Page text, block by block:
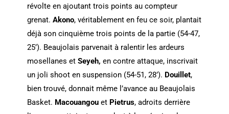
révolte en ajoutant trois points au compteur
grenat. Akono, véritablement en feu ce soir, plantait
déjà son cinquième trois points de la partie (54-47,
25’). Beaujolais parvenait à ralentir les ardeurs
mosellanes etSeyeh, en contre attaque, inscrivait
un joli shoot en suspension (54-51, 28’). Douillet,
bien trouvé, donnait même l’avance au Beaujolais
Basket. Macouangouet Pietrus, adroits derrière